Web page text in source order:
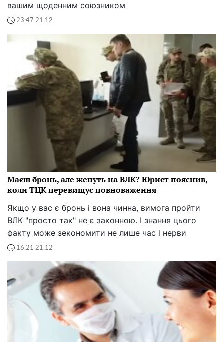
вашим щоденним союзником
23:47 21.12
Маєш бронь, але женуть на ВЛК? Юрист пояснив,
коли ТЦК перевищує повноваження
Якщо у вас є бронь і вона чинна, вимога пройти
ВЛК "просто так" не є законною. І знання цього
факту може зекономити не лише час і нерви
16:21 21.12